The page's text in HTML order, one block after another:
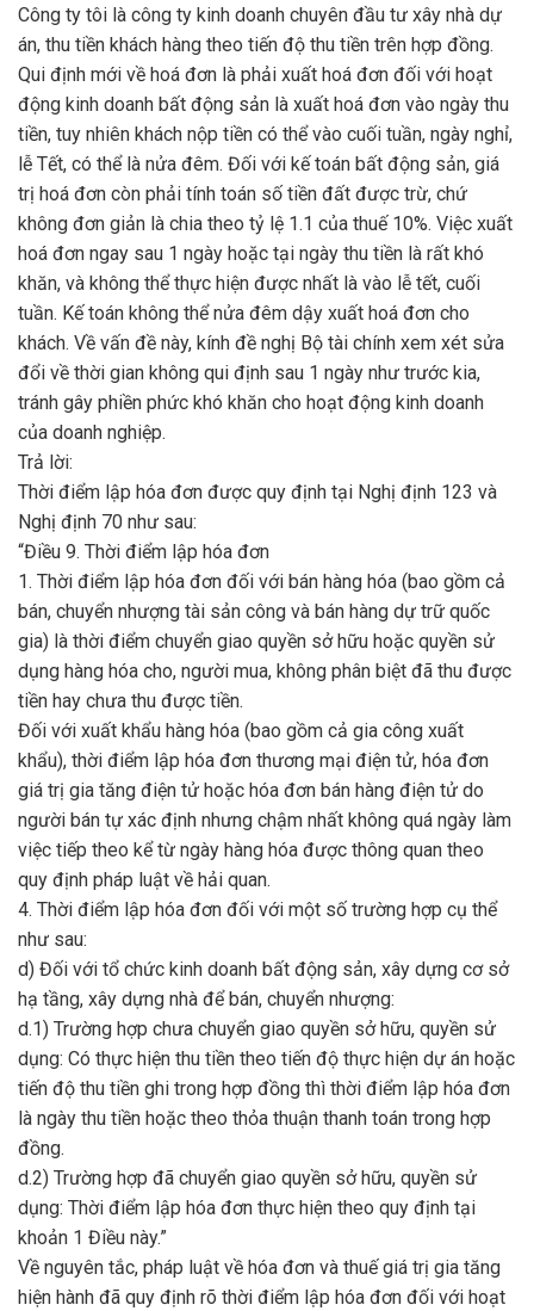
Công ty tôi là công ty kinh doanh chuyên đầu tư xây nhà dự
án, thu tiền khách hàng theo tiến độ thu tiền trên hợp đồng.
Qui định mới về hoá đơn là phải xuất hoá đơn đối với hoạt
động kinh doanh bất động sản là xuất hoá đơn vào ngày thu
tiền, tuy nhiên khách nộp tiền có thể vào cuối tuần, ngày nghỉ,
lễ Tết, có thể là nửa đêm. Đối với kế toán bất động sản, giá
trị hoá đơn còn phải tính toán số tiền đất được trừ, chứ
không đơn giản là chia theo tỷ lệ 1.1 của thuế 10%. Việc xuất
hoá đơn ngay sau 1 ngày hoặc tại ngày thu tiền là rất khó
khăn, và không thể thực hiện được nhất là vào lễ tết, cuối
tuần. Kế toán không thể nửa đêm dậy xuất hoá đơn cho
khách. Về vấn đề này, kính đề nghị Bộ tài chính xem xét sửa
đổi về thời gian không qui định sau 1 ngày như trước kia,
tránh gây phiền phức khó khăn cho hoạt động kinh doanh
của doanh nghiệp.
Trả lời:
Thời điểm lập hóa đơn được quy định tại Nghị định 123 và
Nghị định 70 như sau:
“Điều 9. Thời điểm lập hóa đơn
1. Thời điểm lập hóa đơn đối với bán hàng hóa (bao gồm cả
bán, chuyển nhượng tài sản công và bán hàng dự trữ quốc
gia) là thời điểm chuyển giao quyền sở hữu hoặc quyền sử
dụng hàng hóa cho, người mua, không phân biệt đã thu được
tiền hay chưa thu được tiền.
Đối với xuất khẩu hàng hóa (bao gồm cả gia công xuất
khẩu), thời điểm lập hóa đơn thương mại điện tử, hóa đơn
giá trị gia tăng điện tử hoặc hóa đơn bán hàng điện tử do
người bán tự xác định nhưng chậm nhất không quá ngày làm
việc tiếp theo kể từ ngày hàng hóa được thông quan theo
quy định pháp luật về hải quan.
4. Thời điểm lập hóa đơn đối với một số trường hợp cụ thể
như sau:
d) Đối với tổ chức kinh doanh bất động sản, xây dựng cơ sở
hạ tầng, xây dựng nhà để bán, chuyển nhượng:
d.1) Trường hợp chưa chuyển giao quyền sở hữu, quyền sử
dụng: Có thực hiện thu tiền theo tiến độ thực hiện dự án hoặc
tiến độ thu tiền ghi trong hợp đồng thì thời điểm lập hóa đơn
là ngày thu tiền hoặc theo thỏa thuận thanh toán trong hợp
đồng.
d.2) Trường hợp đã chuyển giao quyền sở hữu, quyền sử
dụng: Thời điểm lập hóa đơn thực hiện theo quy định tại
khoản 1 Điều này.”
Về nguyên tắc, pháp luật về hóa đơn và thuế giá trị gia tăng
hiện hành đã quy định rõ thời điểm lập hóa đơn đối với hoạt